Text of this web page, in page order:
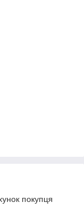
покупця